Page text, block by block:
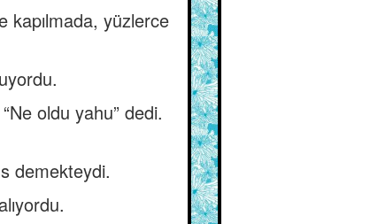
yüzlerce
oldu yahu” dedi.
demekteydi.